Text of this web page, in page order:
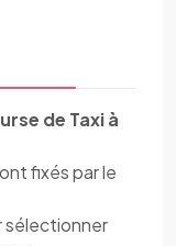
de Taxi à
fixés par le
sélectionner